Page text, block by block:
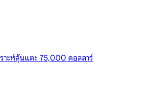
าะห์ลุ้นแตะ 75,000 ดอลลาร์